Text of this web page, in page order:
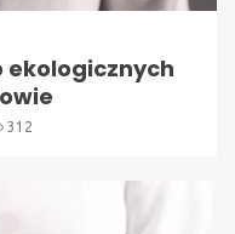
ekologicznych
312